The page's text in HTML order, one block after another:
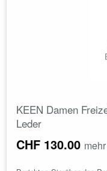
KEEN Damen
Leder
CHF 130.00